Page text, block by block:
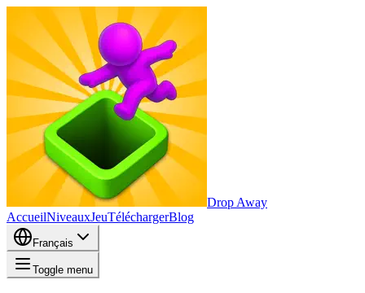
Drop Away
AccueilNiveauxJeuTéléchargerBlog
Français
Toggle menu